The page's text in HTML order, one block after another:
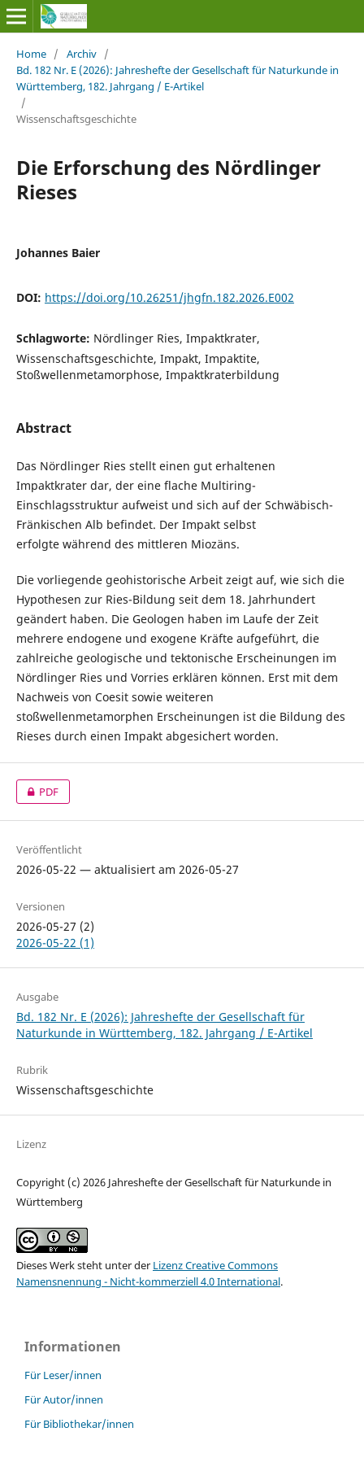
Home / Archiv /
Bd. 182 Nr. E (2026): Jahreshefte der Gesellschaft für Naturkunde in
Württemberg, 182. Jahrgang / E-Artikel
/
Wissenschaftsgeschichte
Die Erforschung des Nördlinger
Rieses
Johannes Baier
DOI: https://doi.org/10.26251/jhgfn.182.2026.E002
Schlagworte: Nördlinger Ries, Impaktkrater,
Wissenschaftsgeschichte, Impakt, Impaktite,
Stoßwellenmetamorphose, Impaktkraterbildung
Abstract
Das Nördlinger Ries stellt einen gut erhaltenen
Impaktkrater dar, der eine flache Multiring-
Einschlagsstruktur aufweist und sich auf der Schwäbisch-
Fränkischen Alb befindet. Der Impakt selbst
erfolgte während des mittleren Miozäns.
Die vorliegende geohistorische Arbeit zeigt auf, wie sich die
Hypothesen zur Ries-Bildung seit dem 18. Jahrhundert
geändert haben. Die Geologen haben im Laufe der Zeit
mehrere endogene und exogene Kräfte aufgeführt, die
zahlreiche geologische und tektonische Erscheinungen im
Nördlinger Ries und Vorries erklären können. Erst mit dem
Nachweis von Coesit sowie weiteren
stoßwellenmetamorphen Erscheinungen ist die Bildung des
Rieses durch einen Impakt abgesichert worden.
PDF
Veröffentlicht
2026-05-22 — aktualisiert am 2026-05-27
Versionen
2026-05-27 (2)
2026-05-22 (1)
Ausgabe
Bd. 182 Nr. E (2026): Jahreshefte der Gesellschaft für
Naturkunde in Württemberg, 182. Jahrgang / E-Artikel
Rubrik
Wissenschaftsgeschichte
Lizenz
Copyright (c) 2026 Jahreshefte der Gesellschaft für Naturkunde in
Württemberg
Dieses Werk steht unter der Lizenz Creative Commons
Namensnennung - Nicht-kommerziell 4.0 International.
Informationen
Für Leser/innen
Für Autor/innen
Für Bibliothekar/innen